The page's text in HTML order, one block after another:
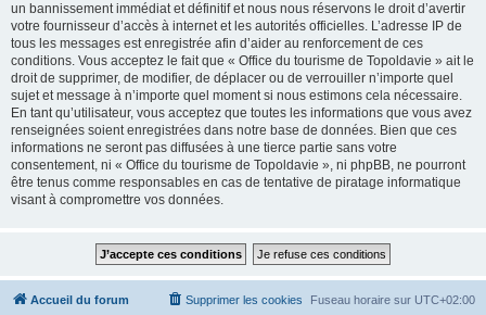
un bannissement immédiat et définitif et nous nous réservons le droit d’avertir
votre fournisseur d’accès à internet et les autorités officielles. L’adresse IP de
tous les messages est enregistrée afin d’aider au renforcement de ces
conditions. Vous acceptez le fait que « Office du tourisme de Topoldavie » ait le
droit de supprimer, de modifier, de déplacer ou de verrouiller n’importe quel
sujet et message à n’importe quel moment si nous estimons cela nécessaire.
En tant qu’utilisateur, vous acceptez que toutes les informations que vous avez
renseignées soient enregistrées dans notre base de données. Bien que ces
informations ne seront pas diffusées à une tierce partie sans votre
consentement, ni « Office du tourisme de Topoldavie », ni phpBB, ne pourront
être tenus comme responsables en cas de tentative de piratage informatique
visant à compromettre vos données.
Accueil du forum Fuseau horaire sur UTC+02:00
Supprimer les cookies